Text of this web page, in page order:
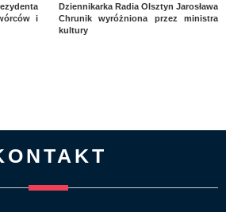
i
Dziennikarka Radia Olsztyn Jarosława
Chrunik wyróżniona przez ministra
kultury